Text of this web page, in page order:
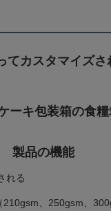
てカスタマイズさ
ーキ包装箱の食糧
製品の機能
れる
210gsm、250gsm、